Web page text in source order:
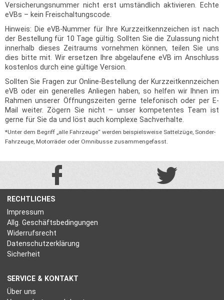
Versicherungsnummer nicht erst umständlich aktivieren. Echte
eVBs – kein Freischaltungscode.
Hinweis: Die eVB-Nummer für Ihre Kurzzeitkennzeichen ist nach
der Bestellung für 10 Tage gültig. Sollten Sie die Zulassung nicht
innerhalb dieses Zeitraums vornehmen können, teilen Sie uns
dies bitte mit. Wir ersetzen Ihre abgelaufene eVB im Anschluss
kostenlos durch eine gültige Version.
Sollten Sie Fragen zur Online-Bestellung der Kurzzeitkennzeichen
eVB oder ein generelles Anliegen haben, so helfen wir Ihnen im
Rahmen unserer Öffnungszeiten gerne telefonisch oder per E-
Mail weiter. Zögern Sie nicht – unser kompetentes Team ist
gerne für Sie da und löst auch komplexe Sachverhalte.
*Unter dem Begriff „alle Fahrzeuge“ werden beispielsweise Sattelzüge, Sonder-
Fahrzeuge, Motorräder oder Omnibusse zusammengefasst.
RECHTLICHES
Impressum
Allg. Geschäftsbedingungen
Widerrufsrecht
Datenschutzerklärung
Sicherheit
SERVICE & KONTAKT
Über uns